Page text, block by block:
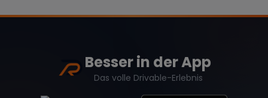
Besser in der App
Das volle Drivable-Erlebnis